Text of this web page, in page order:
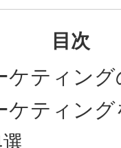
目次
ケティン
ケティン